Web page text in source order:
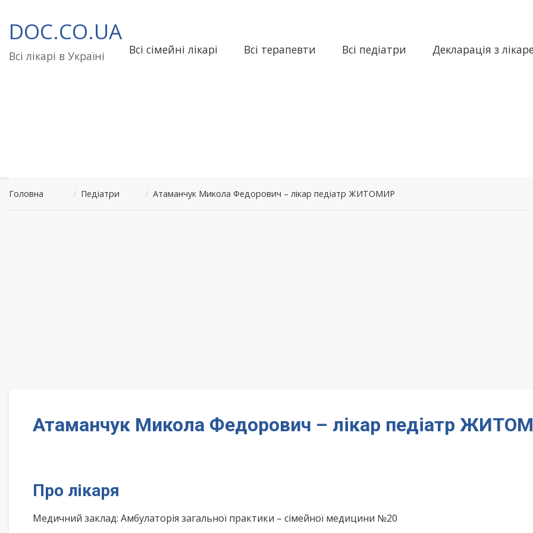
до
вмісту
DOC.CO.UA
Всі лікарі в Україні Всі сімейні лікарі Всі терапевти Всі педіатри Декларація з
Головна / Педіатри / Атаманчук Микола Федорович – лікар педіатр ЖИТОМИР
Атаманчук Микола Федорович – лікар педіатр
Про лікаря
Медичний заклад: Амбулаторія загальної практики – сімейної медицини №20